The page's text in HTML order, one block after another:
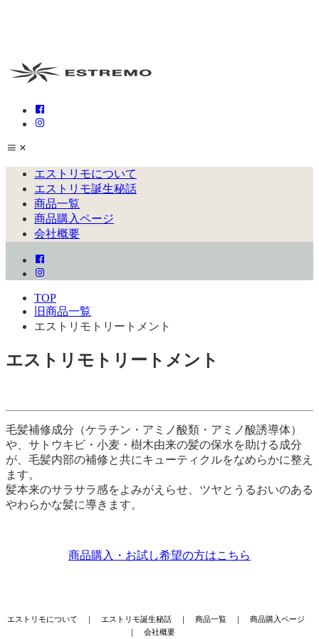
エストリモについて
エストリモ誕生秘話
商品一覧
商品購入ページ
会社概要
TOP
旧商品一覧
エストリモトリートメント
エストリモトリートメント
毛髪補修成分（ケラチン・アミノ酸類・アミノ酸誘導体）
や、サトウキビ・小麦・樹木由来の髪の保水を助ける成分
が、毛髪内部の補修と共にキューティクルをなめらかに整え
ます。
髪本来のサラサラ感をよみがえらせ、ツヤとうるおいのある
やわらかな髪に導きます。
商品購入・お試し希望の方はこちら
エストリモについて ｜ エストリモ誕生秘話｜ 商品一覧｜ 商品購入ページ
｜ 会社概要